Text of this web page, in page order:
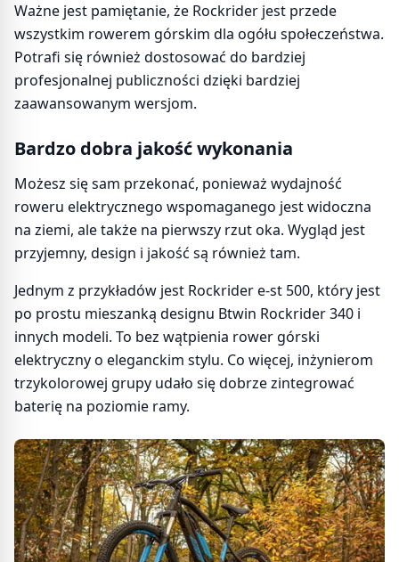
Ważne jest pamiętanie, że Rockrider jest przede
wszystkim rowerem górskim dla ogółu społeczeństwa.
Potrafi się również dostosować do bardziej
profesjonalnej publiczności dzięki bardziej
zaawansowanym wersjom.
Bardzo dobra jakość wykonania
Możesz się sam przekonać, ponieważ wydajność
roweru elektrycznego wspomaganego jest widoczna
na ziemi, ale także na pierwszy rzut oka. Wygląd jest
przyjemny, design i jakość są również tam.
Jednym z przykładów jest Rockrider e-st 500, który jest
po prostu mieszanką designu Btwin Rockrider 340 i
innych modeli. To bez wątpienia rower górski
elektryczny o eleganckim stylu. Co więcej, inżynierom
trzykolorowej grupy udało się dobrze zintegrować
baterię na poziomie ramy.